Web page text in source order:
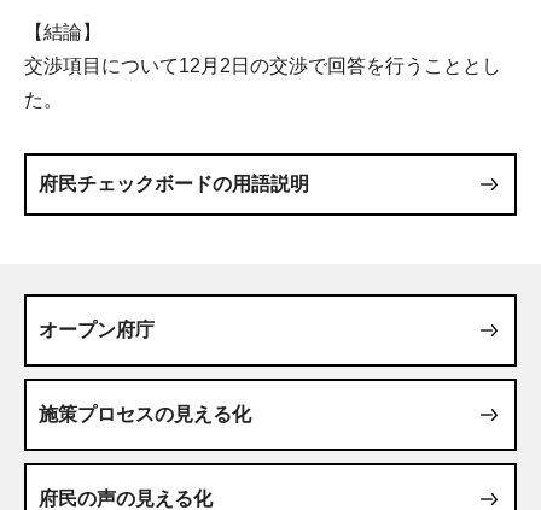
【結論】
交渉項目について12月2日の交渉で回答を行うこととし
た。
府民チェックボードの用語説明
オープン府庁
施策プロセスの見える化
府民の声の見える化